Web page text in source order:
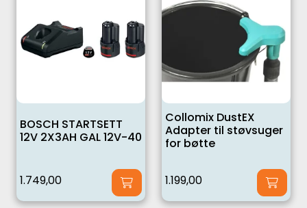
BOSCH STARTSETT
12V 2X3AH GAL 12V-40
1.749,00
Collomix DustEX
Adapter til støvsuger
for bøtte
1.199,00